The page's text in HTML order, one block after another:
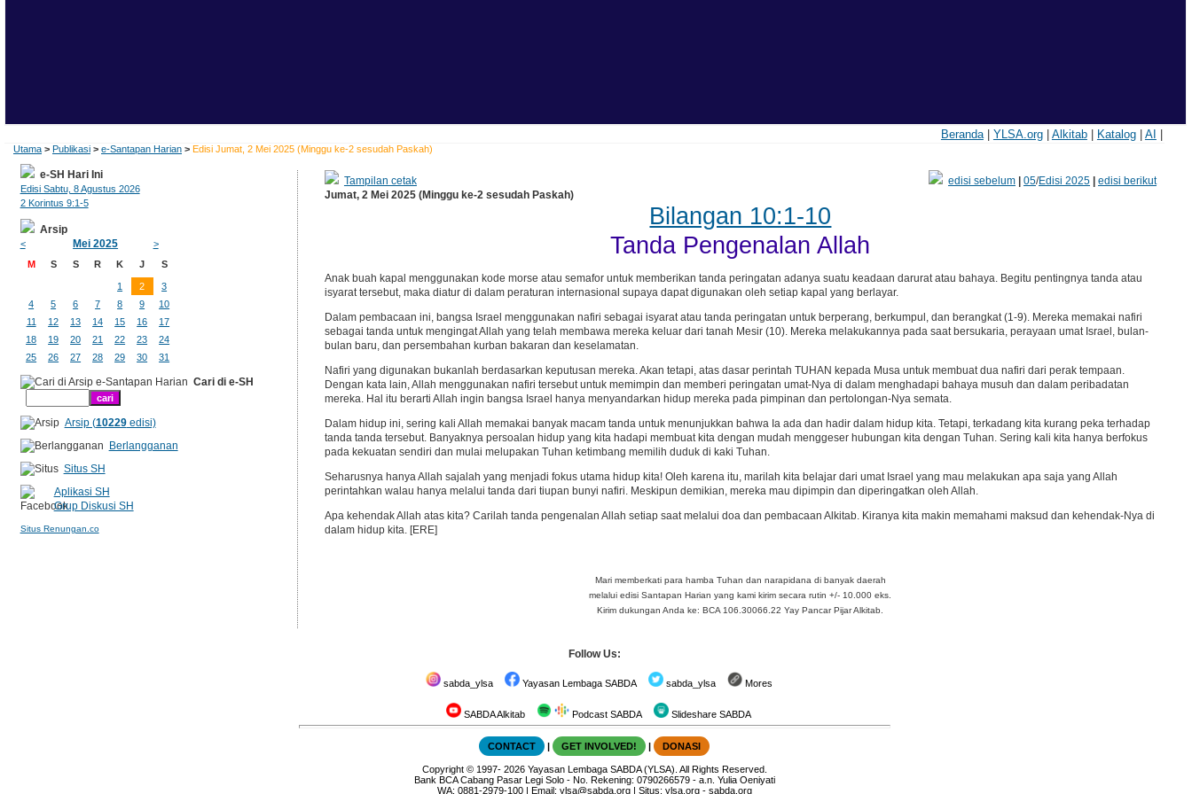
Beranda| YLSA.org| Alkitab| Katalog| AI
Utama > Publikasi > e-Santapan Harian > Edisi Jumat, 2 Mei 2025 (Minggu ke-2 sesudah Paskah)
Tampilan cetak edisi sebelum| 05/Edisi 2025| edisi berikut
Jumat, 2 Mei 2025 (Minggu ke-2 sesudah Paskah)
Bilangan 10:1-10
Tanda Pengenalan Allah
Anak buah kapal menggunakan kode morse atau semafor untuk memberikan tanda peringatan adanya suatu keadaan darurat atau bahaya. Begitu pentingnya tanda atau
isyarat tersebut, maka diatur di dalam peraturan internasional supaya dapat digunakan oleh setiap kapal yang berlayar.
Dalam pembacaan ini, bangsa Israel menggunakan nafiri sebagai isyarat atau tanda peringatan untuk berperang, berkumpul, dan berangkat (1-9). Mereka memakai nafiri
sebagai tanda untuk mengingat Allah yang telah membawa mereka keluar dari tanah Mesir (10). Mereka melakukannya pada saat bersukaria, perayaan umat Israel, bulan-
bulan baru, dan persembahan kurban bakaran dan keselamatan.
Nafiri yang digunakan bukanlah berdasarkan keputusan mereka. Akan tetapi, atas dasar perintah TUHAN kepada Musa untuk membuat dua nafiri dari perak tempaan.
Dengan kata lain, Allah menggunakan nafiri tersebut untuk memimpin dan memberi peringatan umat-Nya di dalam menghadapi bahaya musuh dan dalam peribadatan
mereka. Hal itu berarti Allah ingin bangsa Israel hanya menyandarkan hidup mereka pada pimpinan dan pertolongan-Nya semata.
Dalam hidup ini, sering kali Allah memakai banyak macam tanda untuk menunjukkan bahwa Ia ada dan hadir dalam hidup kita. Tetapi, terkadang kita kurang peka terhadap
tanda tanda tersebut. Banyaknya persoalan hidup yang kita hadapi membuat kita dengan mudah menggeser hubungan kita dengan Tuhan. Sering kali kita hanya berfokus
pada kekuatan sendiri dan mulai melupakan Tuhan ketimbang memilih duduk di kaki Tuhan.
Seharusnya hanya Allah sajalah yang menjadi fokus utama hidup kita! Oleh karena itu, marilah kita belajar dari umat Israel yang mau melakukan apa saja yang Allah
perintahkan walau hanya melalui tanda dari tiupan bunyi nafiri. Meskipun demikian, mereka mau dipimpin dan diperingatkan oleh Allah.
Apa kehendak Allah atas kita? Carilah tanda pengenalan Allah setiap saat melalui doa dan pembacaan Alkitab. Kiranya kita makin memahami maksud dan kehendak-Nya di
dalam hidup kita. [ERE]
Mari memberkati para hamba Tuhan dan narapidana di banyak daerah
melalui edisi Santapan Harian yang kami kirim secara rutin +/- 10.000 eks.
Kirim dukungan Anda ke: BCA 106.30066.22 Yay Pancar Pijar Alkitab.
e-SH Hari Ini
Edisi Sabtu, 8 Agustus 2026
2 Korintus 9:1-5
Arsip
< Mei 2025
>
M
S S R K J S
1 2
3
4
5 6 7 8 9
10
11
12 13 14 15 16
17
18
19 20 21 22 23
24
25
26 27 28 29 30 31
Cari di e-SH
Arsip (10229edisi)
Berlangganan
Situs SH
Aplikasi SH
Grup Diskusi SH
Situs Renungan.co
Follow Us:
sabda_ylsa Yayasan Lembaga SABDA sabda_ylsa Mores
SABDA Alkitab Podcast SABDA Slideshare SABDA
CONTACT | GET INVOLVED! | DONASI
Copyright© 1997- 2026 Yayasan Lembaga SABDA (YLSA). All Rights Reserved.
Bank BCA Cabang Pasar Legi Solo - No. Rekening: 0790266579 - a.n. Yulia Oeniyati
WA: 0881-2979-100| Email: ylsa@sabda.org| Situs: ylsa.org- sabda.org